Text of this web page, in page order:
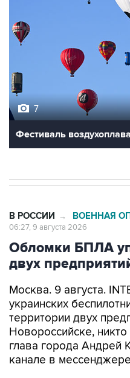
7
Фестиваль
В РОССИИ → ВОЕННАЯ
06:27, 9 августа 2026
Обломки БПЛА
двух
Москва. 9 августа.
украинских
территории двух
Новороссийске,
глава города Андрей
канале в